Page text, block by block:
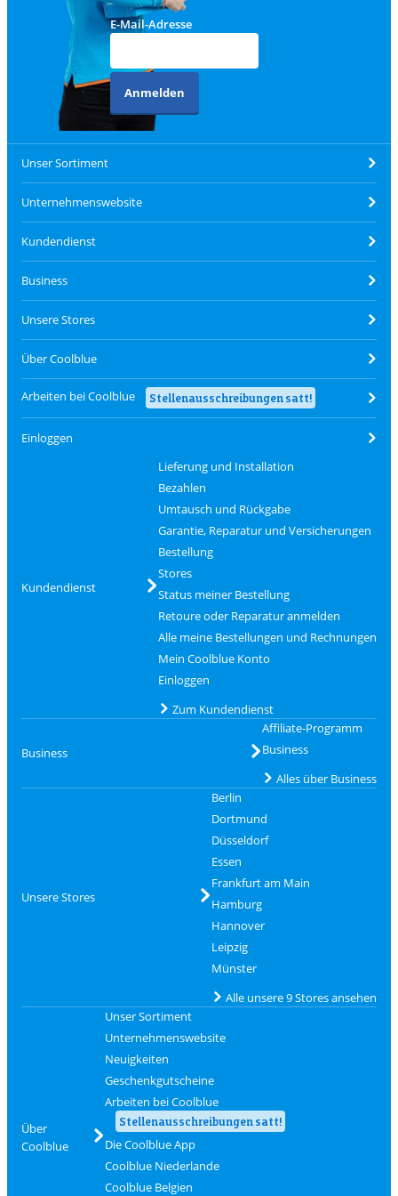
E-Mail-Adresse
Anmelden
Unser Sortiment
Unternehmenswebsite
Kundendienst
Business
Unsere Stores
Über Coolblue
Arbeiten bei Coolblue Stellenausschreibungen satt!
Einloggen
Kundendienst
Lieferung und Installation
Bezahlen
Umtausch und Rückgabe
Garantie, Reparatur und Versicherungen
Bestellung
Stores
Status meiner Bestellung
Retoure oder Reparatur anmelden
Alle meine Bestellungen und Rechnungen
Mein Coolblue Konto
Einloggen
Zum Kundendienst
Business
Affiliate-Programm
Business
Alles über Business
Unsere Stores
Berlin
Dortmund
Düsseldorf
Essen
Frankfurt am Main
Hamburg
Hannover
Leipzig
Münster
Alle unsere 9 Stores ansehen
Über
Coolblue
Unser Sortiment
Unternehmenswebsite
Neuigkeiten
Geschenkgutscheine
Arbeiten bei Coolblue
Stellenausschreibungen satt!
Die Coolblue App
Coolblue Niederlande
Coolblue Belgien